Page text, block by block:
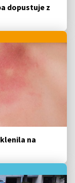
dopustuje z
na